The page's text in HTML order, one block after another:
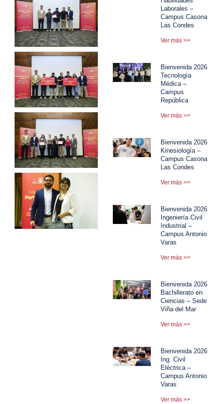
Laborales –
Campus Casona
Las Condes
Ver más >>
Bienvenida 2026
Tecnología
Médica –
Campus
República
Ver más >>
Bienvenida 2026
Kinesiología –
Campus Casona
Las Condes
Ver más >>
Bienvenida 2026
Ingeniería Civil
Industrial –
Campus Antonio
Varas
Ver más >>
Bienvenida 2026
Bachillerato en
Ciencias – Sede
Viña del Mar
Ver más >>
Bienvenida 2026
Ing. Civil
Eléctrica –
Campus Antonio
Varas
Ver más >>